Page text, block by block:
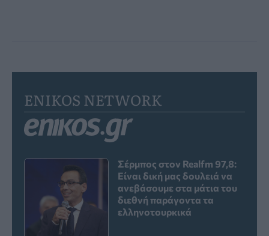
ENIKOS NETWORK
Σέρμπος στον Realfm 97,8:
Είναι δική μας δουλειά να
ανεβάσουμε στα μάτια του
διεθνή παράγοντα τα
ελληνοτουρκικά